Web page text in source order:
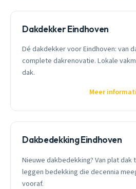
Dakdekker Eindhoven
Dé dakdekker voor Eindhoven: van
complete dakrenovatie. Lokale
dak.
Meer
Dakbedekking Eindhoven
Nieuwe dakbedekking? Van plat dak
leggen bedekking die decennia
vooraf.